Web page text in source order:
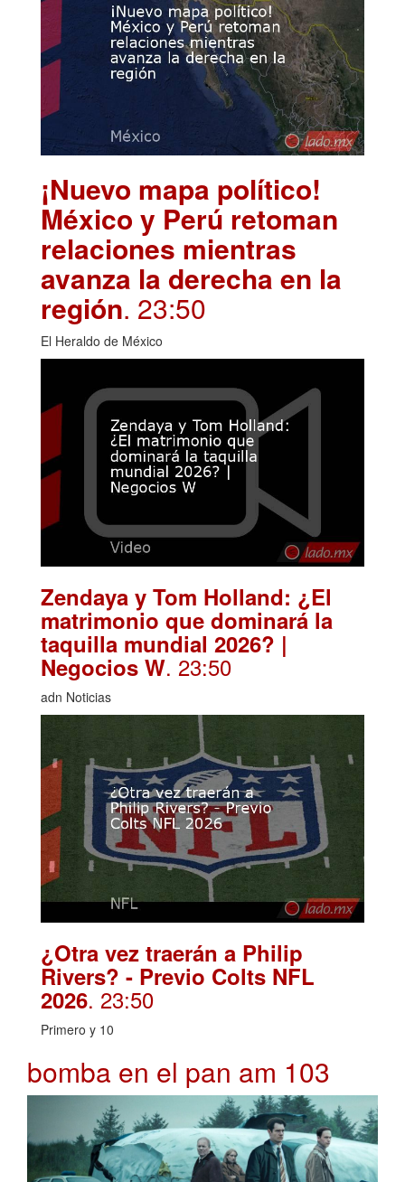
¡Nuevo mapa político!
México y Perú retoman
relaciones mientras
avanza la derecha en la
región. 23:50
El Heraldo de México
Zendaya y Tom Holland: ¿El
matrimonio que dominará la
taquilla mundial 2026? |
Negocios W. 23:50
adn Noticias
¿Otra vez traerán a Philip
Rivers? - Previo Colts NFL
2026. 23:50
Primero y 10
bomba en el pan am 103